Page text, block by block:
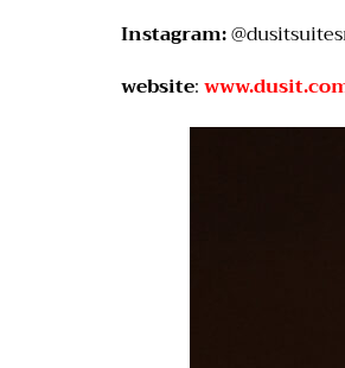
Instagram:
website: